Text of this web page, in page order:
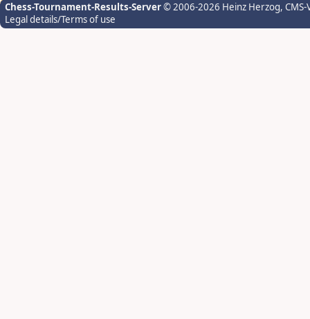
Chess-Tournament-Results-Server© 2006-2026 Heinz Herzog,
Legal details/Terms of use